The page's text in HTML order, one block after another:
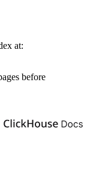
at:
before